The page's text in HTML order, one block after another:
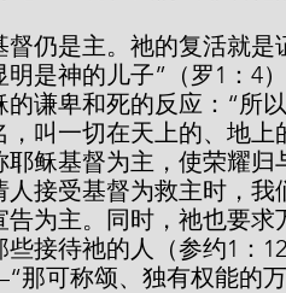
是神的儿子”（罗1：4
的谦卑和死的反应：“所
叫一切在天上的、地上
稣基督为主，使荣耀归
为主。同时，祂也要求
接待祂的人（参约1：
可称颂、独有权能的